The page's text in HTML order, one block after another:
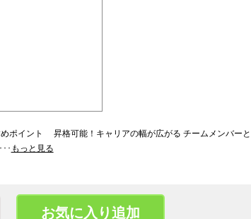
ポイント 昇格可能！キャリアの幅が広がる チームメンバー
･ もっと見る
お気に入り追加